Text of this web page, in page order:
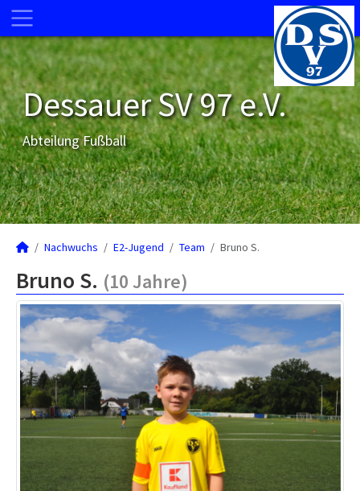
Dessauer SV 97 e.V.
Abteilung Fußball
Nachwuchs E2-Jugend Team Bruno S.
Bruno S. (10 Jahre)